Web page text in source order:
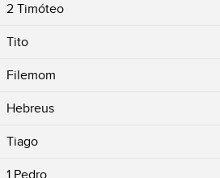
2 Timóteo
Tito
Filemom
Hebreus
Tiago